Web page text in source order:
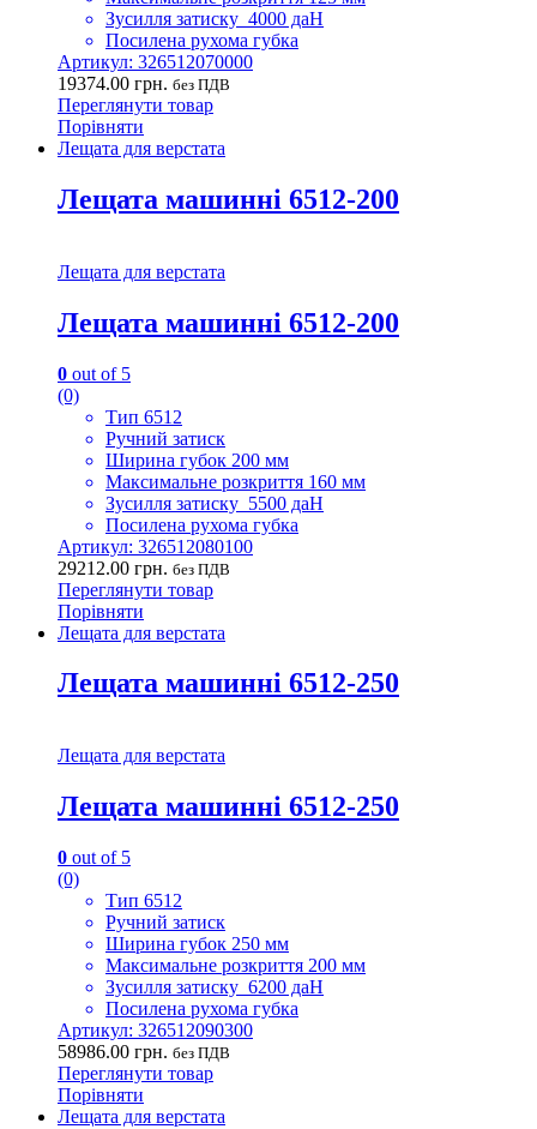
Зусилля затиску 4000 даН
Посилена рухома губка
Артикул: 326512070000
19374.00 грн. без ПДВ
Переглянути товар
Порівняти
Лещата для верстата
Лещата машинні 6512-200
Лещата для верстата
Лещата машинні 6512-200
0 out of 5
(0)
Тип 6512
Ручний затиск
Ширина губок 200 мм
Максимальне розкриття 160 мм
Зусилля затиску 5500 даН
Посилена рухома губка
Артикул: 326512080100
29212.00 грн. без ПДВ
Переглянути товар
Порівняти
Лещата для верстата
Лещата машинні 6512-250
Лещата для верстата
Лещата машинні 6512-250
0 out of 5
(0)
Тип 6512
Ручний затиск
Ширина губок 250 мм
Максимальне розкриття 200 мм
Зусилля затиску 6200 даН
Посилена рухома губка
Артикул: 326512090300
58986.00 грн. без ПДВ
Переглянути товар
Порівняти
Лещата для верстата